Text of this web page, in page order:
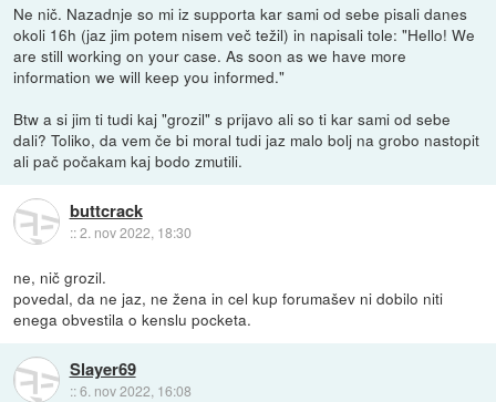
Ne nič. Nazadnje so mi iz supporta kar sami od sebe pisali danes
okoli 16h (jaz jim potem nisem več težil) in napisali tole: "Hello! We
are still working on your case. As soon as we have more
information we will keep you informed."
Btw a si jim ti tudi kaj "grozil" s prijavo ali so ti kar sami od sebe
dali? Toliko, da vem če bi moral tudi jaz malo bolj na grobo nastopit
ali pač počakam kaj bodo zmutili.
buttcrack
::2. nov 2022, 18:30
ne, nič grozil.
povedal, da ne jaz, ne žena in cel kup forumašev ni dobilo niti
enega obvestila o kenslu pocketa.
Slayer69
::6. nov 2022, 16:08